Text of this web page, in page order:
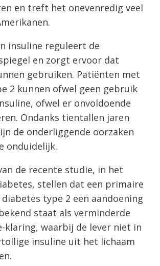
en treft het onevenredig veel
insuline reguleert de
en zorgt ervoor dat
gebruiken. Patiënten met
2 kunnen ofwel geen gebruik
ofwel er onvoldoende
Ondanks tientallen jaren
de onderliggende oorzaken
onduidelijk.
de recente studie, in het
stellen dat een primaire
type 2 een aandoening
staat als verminderde
klaring, waarbij de lever niet in
insuline uit het lichaam